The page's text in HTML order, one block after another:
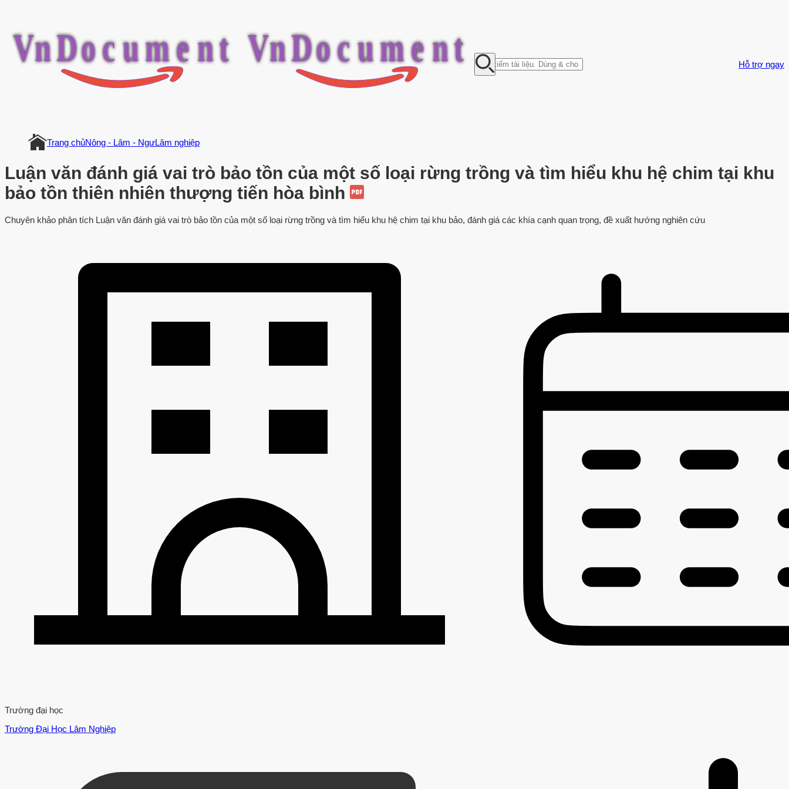
VnDocument VnDocument Hỗ trợ ngay
Trang chủNông - Lâm - NgưLâm nghiệp
Luận văn đánh giá vai trò bảo tồn của một số loại rừng trồng và tìm hiểu khu hệ chim tại khu
bảo tồn thiên nhiên thượng tiến hòa bình
Chuyên khảo phân tích Luận văn đánh giá vai trò bảo tồn của một số loại rừng trồng và tìm hiểu khu hệ chim tại khu bảo, đánh giá các khía cạnh quan trọng, đề xuất hướng nghiên cứu
Trường đại học
Trường Đại Học Lâm Nghiệp